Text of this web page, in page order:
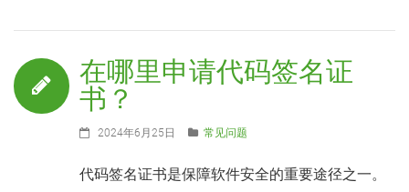
在哪里申请代码签名证
书？
2024年6月25日 常见问题
代码签名证书是保障软件安全的重要途径之一。